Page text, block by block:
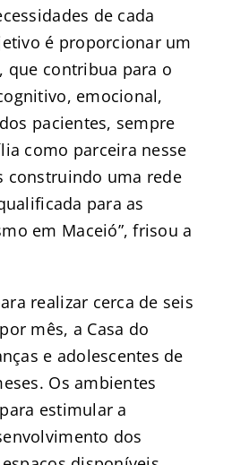
de cada
é proporcionar um
que contribua para o
emocional,
pacientes, sempre
como parceira nesse
construindo uma rede
para as
em Maceió”, frisou a
realizar cerca de seis
mês, a Casa do
e adolescentes de
Os ambientes
estimular a
dos